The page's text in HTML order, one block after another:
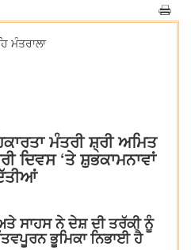
ਮੰਤਰਾਲਾ
ਮੰਤਰੀ ਸ਼੍ਰੀ ਅਮਿਤ
ਦਿਵਸ ‘ਤੇ ਸ਼ੁਭਕਾਮਨਾਵਾਂ
ਸਾਹਸ ਨੇ ਦੇਸ਼ ਦੀ ਤਰੱਕੀ ਨੂੰ
ਭੂਮਿਕਾ ਨਿਭਾਈ ਹੈ